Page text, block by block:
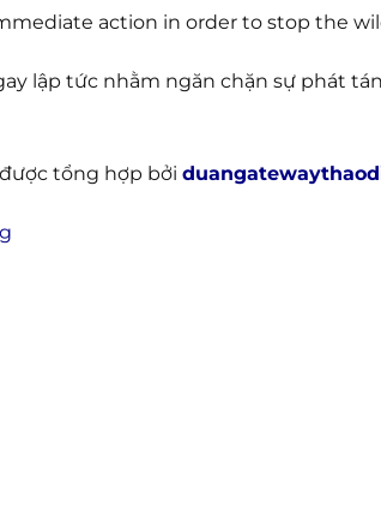
action in order to stop the
lập tức nhằm ngăn chặn sự phát
tổng hợp bởi